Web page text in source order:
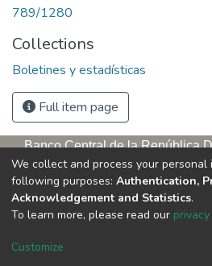
789/1280
Collections
Boletines y estadísticas
Full item page
Banco Central de la República
Henríquez Ureña, esq. Av.
tercer piso
Apartado postal, 1347 | Santo
República Dominicana | Teléfono:
Horario de servicios. L/V.
We collect and process your
following purposes: Authentication,
Acknowledgement and Statistics.
To learn more, please read our
Customize